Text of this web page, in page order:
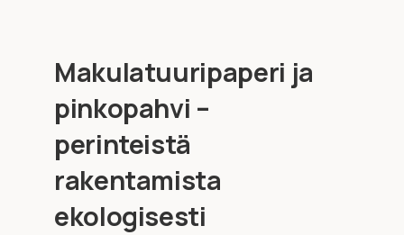
Makulatuuripaperi ja
pinkopahvi –
perinteistä
rakentamista
ekologisesti